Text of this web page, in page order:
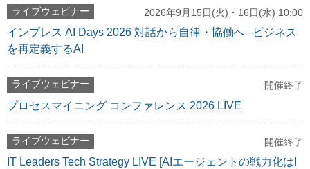
ライブウェビナー 2026年9月15日(火)・16日(水) 10:00
インプレス AI Days 2026 対話から自律・協働へ─ビジネス
を再定義するAI
ライブウェビナー 開催終了
プロセスマイニング コンファレンス 2026 LIVE
ライブウェビナー 開催終了
IT Leaders Tech Strategy LIVE [AIエージェントの戦力化はI